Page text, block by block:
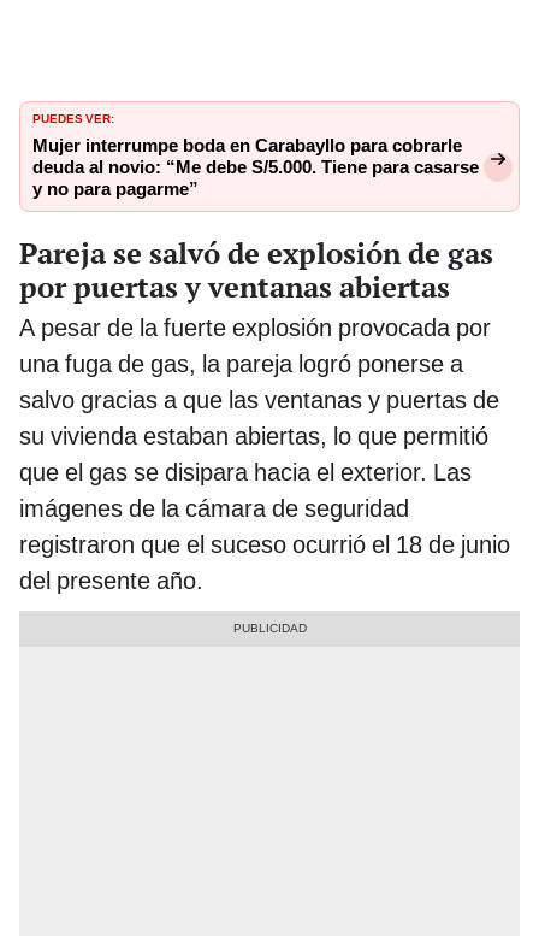
PUEDES VER:
Mujer interrumpe boda en Carabayllo para cobrarle
deuda al novio: “Me debe S/5.000. Tiene para casarse
y no para pagarme”
Pareja se salvó de explosión de gas
por puertas y ventanas abiertas
A pesar de la fuerte explosión provocada por
una fuga de gas, la pareja logró ponerse a
salvo gracias a que las ventanas y puertas de
su vivienda estaban abiertas, lo que permitió
que el gas se disipara hacia el exterior. Las
imágenes de la cámara de seguridad
registraron que el suceso ocurrió el 18 de junio
del presente año.